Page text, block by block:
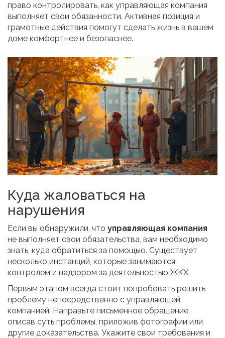
право контролировать, как управляющая компания
выполняет свои обязанности. Активная позиция и
грамотные действия помогут сделать жизнь в вашем
доме комфортнее и безопаснее.
Куда жаловаться на
нарушения
Если вы обнаружили, что управляющая компания
не выполняет свои обязательства, вам необходимо
знать, куда обратиться за помощью. Существует
несколько инстанций, которые занимаются
контролем и надзором за деятельностью ЖКХ.
Первым этапом всегда стоит попробовать решить
проблему непосредственно с управляющей
компанией. Направьте письменное обращение,
описав суть проблемы, приложив фотографии или
другие доказательства. Укажите свои требования и